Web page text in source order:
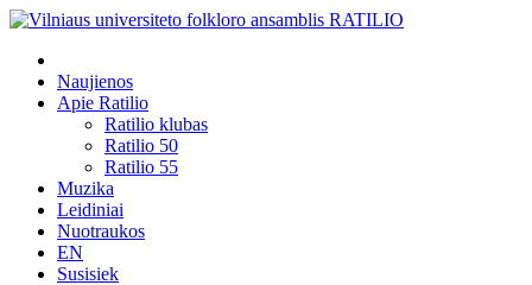
Naujienos
Apie Ratilio
Ratilio klubas
Ratilio 50
Ratilio 55
Muzika
Leidiniai
Nuotraukos
EN
Susisiek